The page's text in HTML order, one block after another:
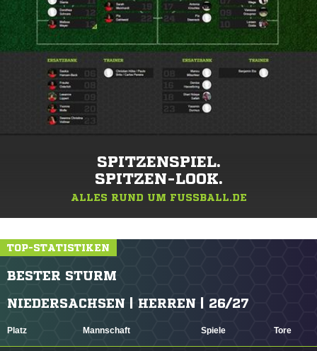
SPITZENSPIEL.
SPITZEN-LOOK.
ALLES RUND UM FUSSBALL.DE
TOP-STATISTIKEN
BESTER STURM
NIEDERSACHSEN | HERREN | 26/27
Platz Mannschaft Spiele Tore